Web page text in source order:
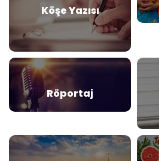
Köşe Yazısı
Röportaj